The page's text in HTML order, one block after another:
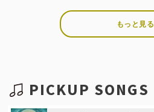
もっと見る
PICKUP SONGS